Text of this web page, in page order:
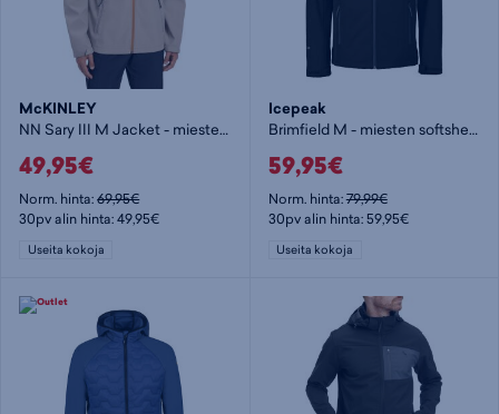
McKINLEY
NN Sary III M Jacket - miesten softshelltakki
49,95€
Norm. hinta:69,95€
30pv alin hinta: 49,95€
Useita kokoja
Icepeak
Brimfield M - miesten softshelltakki
59,95€
Norm. hinta:79,99€
30pv alin hinta: 59,95€
Useita kokoja